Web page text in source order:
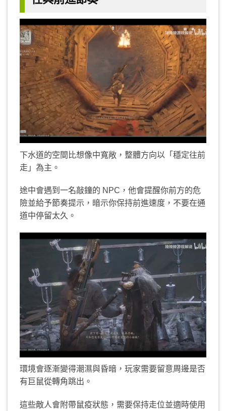
下水道的空間比想像中寬敞，整體方向以「穩定往前
走」為主。
途中會遇到一名敲鐘的 NPC，他會提醒你前方的危
險並給予節奏提示，暗示你保持前進速度，不要在通
道中停留太久。
環境會逐漸變得潮濕與昏暗，玩家需要留意周邊是否
有巨鼠從轉角跳出。
這些敵人會附帶鼠疫狀態，需要保持走位並適時使用